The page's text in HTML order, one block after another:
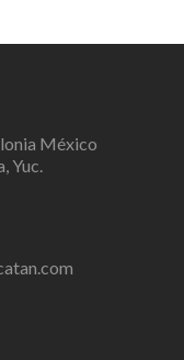
México
Yuc.